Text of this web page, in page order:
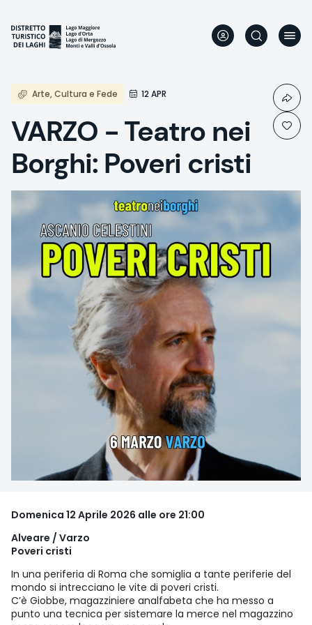
Inhalt
Arte, Cultura e Fede 12 APR
VARZO - Teatro nei
Borghi: Poveri cristi
Domenica 12 Aprile 2026 alle ore 21:00
Alveare / Varzo
Poveri cristi
In una periferia di Roma che somiglia a tante periferie del
mondo si intrecciano le vite di poveri cristi.
C’è Giobbe, magazziniere analfabeta che ha messo a
punto una tecnica per sistemare la merce nel magazzino